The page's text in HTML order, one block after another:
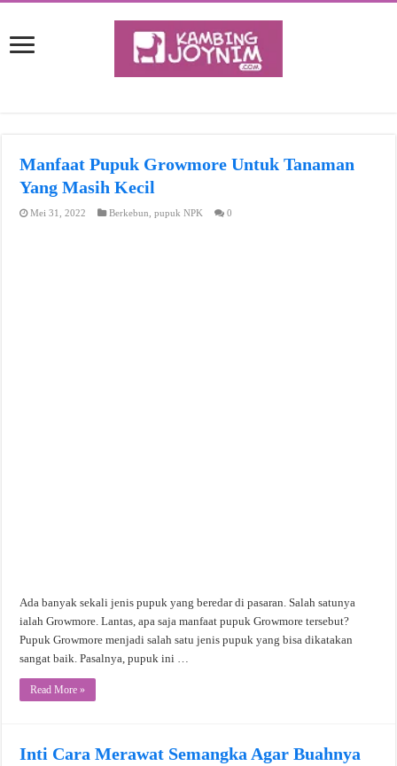
Manfaat Pupuk Growmore Untuk Tanaman
Yang Masih Kecil
Mei 31, 2022 Berkebun ,pupuk NPK 0
Ada banyak sekali jenis pupuk yang beredar di pasaran. Salah satunya
ialah Growmore. Lantas, apa saja manfaat pupuk Growmore tersebut?
Pupuk Growmore menjadi salah satu jenis pupuk yang bisa dikatakan
sangat baik. Pasalnya, pupuk ini …
Read More »
Inti Cara Merawat Semangka Agar Buahnya